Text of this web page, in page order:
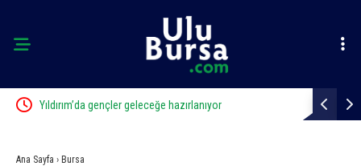
Yıldırım’da gençler geleceğe hazırlanıyor Başkan
Ana Sayfa › Bursa